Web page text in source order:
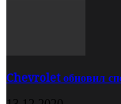
Chevrolet обновил